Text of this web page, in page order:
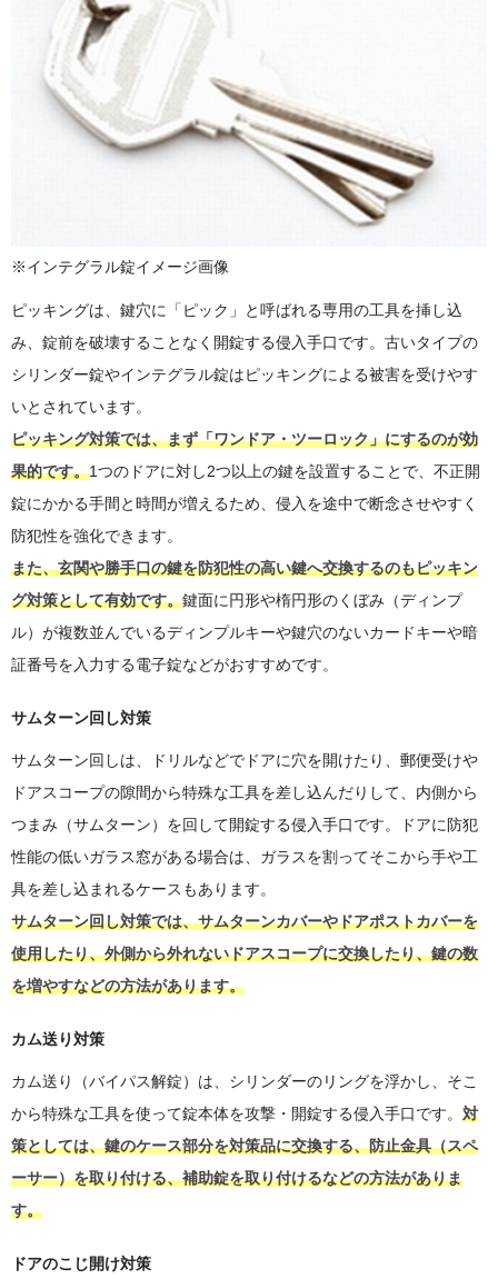
※インテグラル錠イメージ画像
ピッキングは、鍵穴に「ピック」と呼ばれる専用の工具を挿し込
み、錠前を破壊することなく開錠する侵入手口です。古いタイプの
シリンダー錠やインテグラル錠はピッキングによる被害を受けやす
いとされています。
ピッキング対策では、まず「ワンドア・ツーロック」にするのが効
果的です。1つのドアに対し2つ以上の鍵を設置することで、不正開
錠にかかる手間と時間が増えるため、侵入を途中で断念させやすく
防犯性を強化できます。
また、玄関や勝手口の鍵を防犯性の高い鍵へ交換するのもピッキン
グ対策として有効です。鍵面に円形や楕円形のくぼみ（ディンプ
ル）が複数並んでいるディンプルキーや鍵穴のないカードキーや暗
証番号を入力する電子錠などがおすすめです。
サムターン回し対策
サムターン回しは、ドリルなどでドアに穴を開けたり、郵便受けや
ドアスコープの隙間から特殊な工具を差し込んだりして、内側から
つまみ（サムターン）を回して開錠する侵入手口です。ドアに防犯
性能の低いガラス窓がある場合は、ガラスを割ってそこから手や工
具を差し込まれるケースもあります。
サムターン回し対策では、サムターンカバーやドアポストカバーを
使用したり、外側から外れないドアスコープに交換したり、鍵の数
を増やすなどの方法があります。
カム送り対策
カム送り（バイパス解錠）は、シリンダーのリングを浮かし、そこ
から特殊な工具を使って錠本体を攻撃・開錠する侵入手口です。 対
策としては、鍵のケース部分を対策品に交換する、防止金具（スペ
ーサー）を取り付ける、補助錠を取り付けるなどの方法がありま
す。
ドアのこじ開け対策